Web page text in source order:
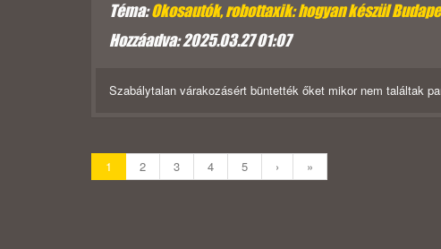
Téma:Okosautók, robottaxik: hogyan készül
Hozzáadva: 2025.03.27 01:07
Szabálytalan várakozásért büntették őket mikor nem találtak
1 2 3 4 5 › »